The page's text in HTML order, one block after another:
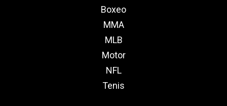
Boxeo
MMA
MLB
Motor
NFL
Tenis